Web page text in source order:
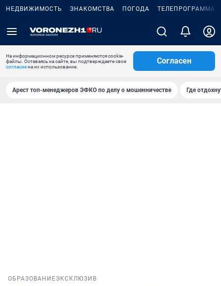
НЕДВИЖИМОСТЬ ЗНАКОМСТВА ПОГОДА ТЕЛЕПРОГРАММА
На информационном ресурсе применяются cookie-
файлы. Оставаясь на сайте, вы подтверждаете свое
согласиена их использование.
Согласен
Арест топ-менеджеров ЭФКО по делу о мошенничестве Где
ОБРАЗОВАНИЕЭКСКЛЮЗИВ